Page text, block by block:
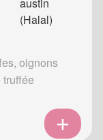
oignons